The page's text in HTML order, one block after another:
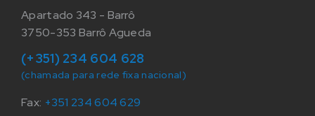
Apartado 343 - Barrô
3750-353 Barrô Agueda
(+351) 234 604 628
(chamada para rede fixa nacional)
Fax: +351 234 604 629